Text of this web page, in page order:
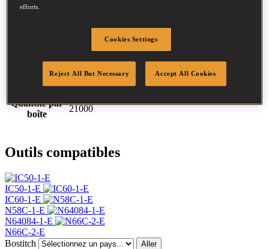
Description
45 mm
Profil
Annelée
Finition
G8
Point
Pointe plate
Quantité par
boîte
21000
Outils compatibles
IC50-1-E
IC60-1-E
N58C-1-E
N64084-1-E
N66C-2-E
Bostitch
Aller
efforts.
Cookies Settings
Reject All But Necessary Accept All Cookies